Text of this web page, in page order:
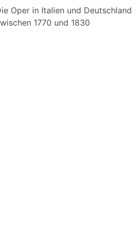
Oper in Italien und Deutschland
1770 und 1830